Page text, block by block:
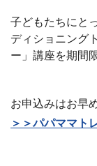
子どもたちにと
ディショニング
ー」講座を期間
お申込みはお早
＞＞パパママト